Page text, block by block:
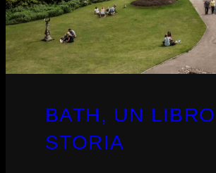
BATH, UN
STORIA